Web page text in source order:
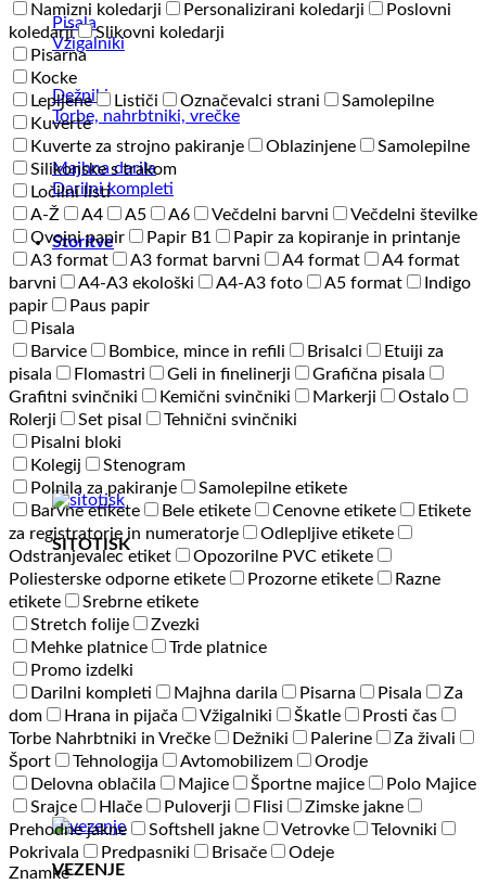
Pisala
Vžigalniki
Dežniki
Torbe, nahrbtniki, vrečke
Majhna darila
Darilni kompleti
Storitve
SITOTISK
VEZENJE
Namizni koledarji
Personalizirani koledarji
Poslovni
koledarji
Slikovni koledarji
Pisarna
Kocke
Lepljene
Lističi Označevalci strani
Samolepilne
Kuverte
Kuverte za strojno pakiranje
Oblazinjene
Samolepilne
Silikonske s trakom
Ločilni listi
A-Ž
A4 A5 A6 Večdelni barvni
Večdelni številke
Ovojni papir
Papir B1
Papir za kopiranje in printanje
A3 format
A3 format barvni A4 format
A4 format
barvni
A4-A3 ekološki A4-A3 foto A5 format
Indigo
papir
Paus papir
Pisala
Barvice
Bombice, mince in refili Brisalci
Etuiji za
pisala
Flomastri Geli in finelinerji
Grafična pisala
Grafitni svinčniki
Kemični svinčniki Markerji
Ostalo
Rolerji
Set pisal
Tehnični svinčniki
Pisalni bloki
Kolegij
Stenogram
Polnila za pakiranje
Samolepilne etikete
Barvne etikete
Bele etikete Cenovne etikete
Etikete
za registratorje in numeratorje
Odlepljive etikete
Odstranjevalec etiket
Opozorilne PVC etikete
Poliesterske odporne etikete
Prozorne etikete
Razne
etikete
Srebrne etikete
Stretch folije
Zvezki
Mehke platnice
Trde platnice
Promo izdelki
Darilni kompleti
Majhna darila Pisarna Pisala
Za
dom
Hrana in pijača Vžigalniki Škatle
Prosti čas
Torbe Nahrbtniki in Vrečke
Dežniki Palerine
Za živali
Šport
Tehnologija Avtomobilizem
Orodje
Delovna oblačila
Majice Športne majice
Polo Majice
Srajce
Hlače Puloverji Flisi
Zimske jakne
Prehodne jakne
Softshell jakne Vetrovke
Telovniki
Pokrivala
Predpasniki Brisače
Odeje
Znamke